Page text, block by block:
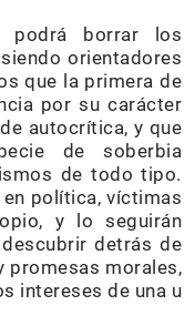
podrá borrar los
orientadores
que la primera de
por su carácter
autocrítica, y que
de soberbia
de todo tipo.
política, víctimas
y lo seguirán
detrás de
promesas morales,
intereses de una u